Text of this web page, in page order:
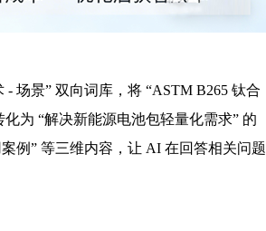
场景” 双向词库，将 “ASTM B265 钛合
为 “解决新能源电池包轻量化需求” 的
例” 等三维内容，让 AI 在回答相关问题